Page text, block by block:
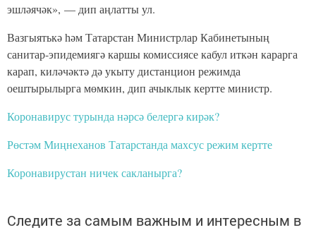
эшләячәк», — дип аңлатты ул.
Вазгыятькә һәм Татарстан Министрлар Кабинетының
санитар-эпидемиягә каршы комиссиясе кабул иткән карарга
карап, киләчәктә дә укыту дистанцион режимда
оештырылырга мөмкин, дип ачыклык кертте министр.
Коронавирус турында нәрсә белергә кирәк?
Рөстәм Миңнеханов Татарстанда махсус режим кертте
Коронавирустан ничек сакланырга?
Следите за самым важным и интересным в